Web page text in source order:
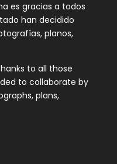
es gracias a todos
han decidido
planos,
to all those
to collaborate by
plans,